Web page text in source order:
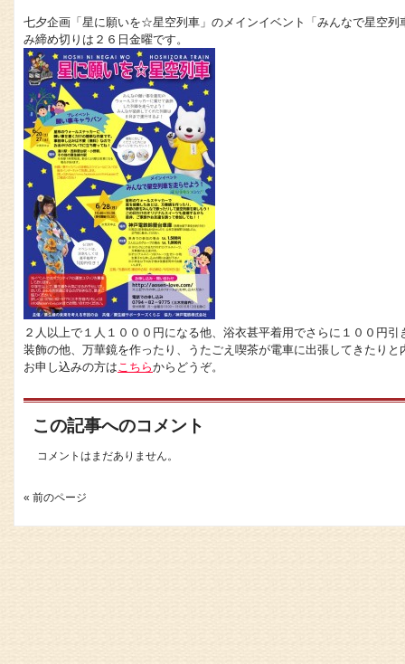
七夕企画「星に願いを☆星空列車」のメインイベント「みんなで星空
み締め切りは２６日金曜です。
２人以上で１人１０００円になる他、浴衣甚平着用でさらに１００円引
装飾の他、万華鏡を作ったり、うたごえ喫茶が電車に出張してきたりと
お申し込みの方はこちらからどうぞ。
この記事へのコメント
コメントはまだありません。
« 前のページ